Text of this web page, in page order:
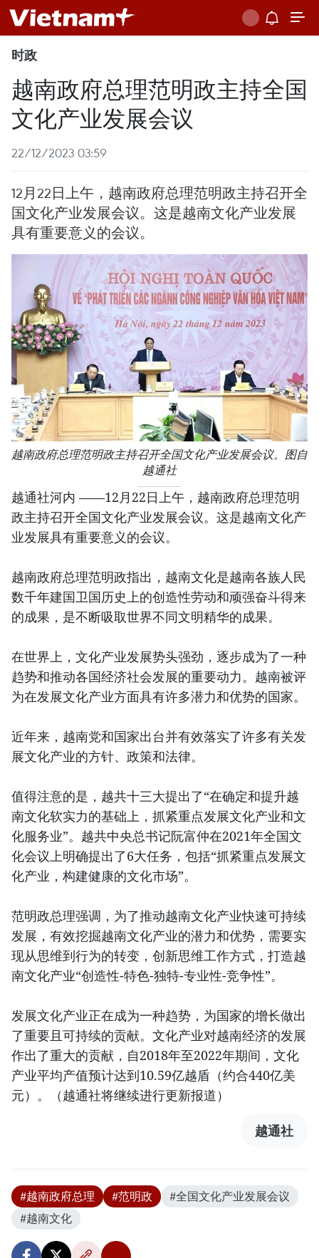
时政
越南政府总理范明政主持全国
文化产业发展会议
22/12/2023 03:59
12月22日上午，越南政府总理范明政主持召开全
国文化产业发展会议。这是越南文化产业发展
具有重要意义的会议。
越南政府总理范明政主持召开全国文化产业发展会议。图自
越通社
越通社河内 ——12月22日上午，越南政府总理范明
政主持召开全国文化产业发展会议。这是越南文化产
业发展具有重要意义的会议。
越南政府总理范明政指出，越南文化是越南各族人民
数千年建国卫国历史上的创造性劳动和顽强奋斗得来
的成果，是不断吸取世界不同文明精华的成果。
在世界上，文化产业发展势头强劲，逐步成为了一种
趋势和推动各国经济社会发展的重要动力。越南被评
为在发展文化产业方面具有许多潜力和优势的国家。
近年来，越南党和国家出台并有效落实了许多有关发
展文化产业的方针、政策和法律。
值得注意的是，越共十三大提出了“在确定和提升越
南文化软实力的基础上，抓紧重点发展文化产业和文
化服务业”。越共中央总书记阮富仲在2021年全国文
化会议上明确提出了6大任务，包括“抓紧重点发展文
化产业，构建健康的文化市场”。
范明政总理强调，为了推动越南文化产业快速可持续
发展，有效挖掘越南文化产业的潜力和优势，需要实
现从思维到行为的转变，创新思维工作方式，打造越
南文化产业“创造性-特色-独特-专业性-竞争性”。
发展文化产业正在成为一种趋势，为国家的增长做出
了重要且可持续的贡献。文化产业对越南经济的发展
作出了重大的贡献，自2018年至2022年期间，文化
产业平均产值预计达到10.59亿越盾（约合440亿美
元）。（越通社将继续进行更新报道）
越通社
#越南政府总理 #范明政
#全国文化产业发展会议
#越南文化